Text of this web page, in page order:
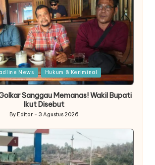
News Hukum & Keriminal
Sanggau Memanas! Wakil Bupati
Ikut Disebut
Posted
by
By Editor 3 Agustus 2026